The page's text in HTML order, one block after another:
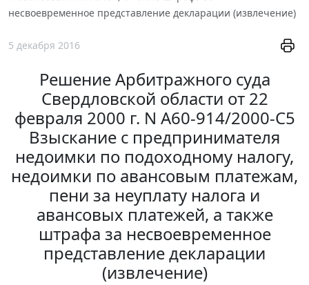
несвоевременное представление декларации (извлечение)
5 декабря 2016
Решение Арбитражного суда
Свердловской области от 22
февраля 2000 г. N А60-914/2000-С5
Взыскание с предпринимателя
недоимки по подоходному налогу,
недоимки по авансовым платежам,
пени за неуплату налога и
авансовых платежей, а также
штрафа за несвоевременное
представление декларации
(извлечение)